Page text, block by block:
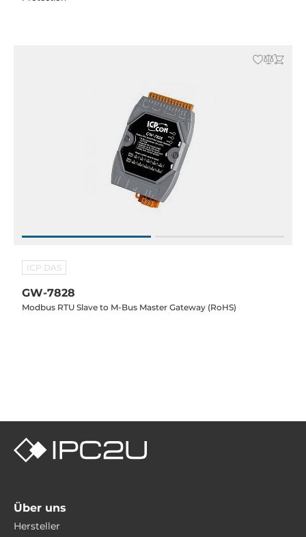
ICP DAS
GW-7828
Modbus RTU Slave to M-Bus Master Gateway (RoHS)
Über uns
Hersteller